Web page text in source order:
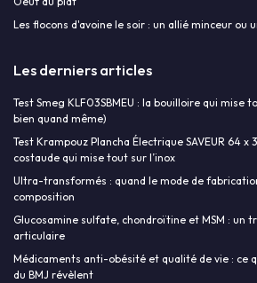
Les flocons d'avoine le soir : un allié minceur ou
Les derniers articles
Test Smeg KLF03SBMEU : la bouilloire qui mise
bien quand même)
Test Krampouz Plancha Électrique SAVEUR 64 x
costaude qui mise tout sur l’inox
Ultra-transformés : quand le mode de
composition
Glucosamine sulfate, chondroïtine et MSM : un
articulaire
Médicaments anti-obésité et qualité de vie : ce
du BMJ révèlent